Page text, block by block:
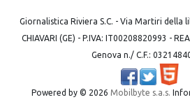
Giornalistica Riviera S.C. - Via Martiri della
CHIAVARI (GE) - P.IVA: IT00208820993 -
Genova n./ C.F.:
Powered by © 2026 Mobilbyte s.a.s.